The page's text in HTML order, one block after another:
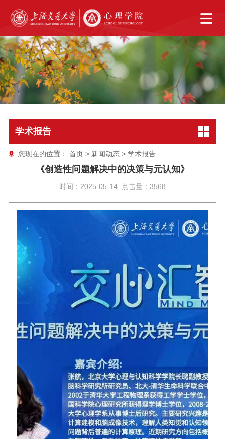
学术报告
您现在的位置： 首页> 新闻动态> 学术报告
《创造性问题解决中的决策与元认知》
时间：2025-05-14 点击量：3568